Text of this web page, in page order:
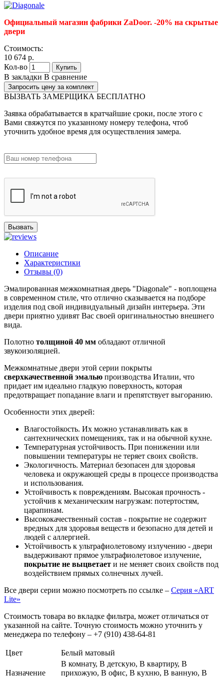
Официальный магазин фабрики ZaDoor. -20% на скрытые
двери
Стоимость:
10 674 р.
Кол-во
Купить
В закладки В сравнение
Запросить цену за комплект
ВЫЗВАТЬ ЗАМЕРЩИКА БЕСПЛАТНО
Заявка обрабатывается в кратчайшие сроки, после этого с
Вами свяжутся по указанному номеру телефона, чтоб
уточнить удобное время для осуществления замера.
Вызвать
Описание
Характеристики
Отзывы (0)
Эмалированная межкомнатная дверь "Diagonale" - воплощена
в современном стиле, что отлично сказывается на подборе
изделия под свой индивидуальный дизайн интерьера. Эти
двери приятно удивят Вас своей оригинальностью внешнего
вида.
Полотно толщиной 40 мм обладают отличной
звукоизоляцией.
Межкомнатные двери этой серии покрыты
сверхкачественной эмалью производства Италии, что
придает им идеально гладкую поверхность, которая
предотвращает попадание влаги и препятствует выгоранию.
Особенности этих дверей:
Влагостойкость. Их можно устанавливать как в
сантехнических помещениях, так и на обычной кухне.
Температурная устойчивость. При понижении или
повышении температуры не теряет своих свойств.
Экологичность. Материал безопасен для здоровья
человека и окружающей среды в процессе производства
и использования.
Устойчивость к повреждениям. Высокая прочность -
устойчив к механическим нагрузкам: потертостям,
царапинам.
Высококачественный состав - покрытие не содержит
вредных для здоровья веществ и безопасно для детей и
людей с аллергией.
Устойчивость к ультрафиолетовому излучению - двери
выдерживают прямое ультрафиолетовое излучение,
покрытие не выцветает и не меняет своих свойств под
воздействием прямых солнечных лучей.
Все двери серии можно посмотреть по ссылке – Серия «ART
Lite»
Стоимость товара во вкладке фильтра, может отличаться от
указанной на сайте. Точную стоимость можно уточнить у
менеджера по телефону – +7 (910) 438-64-81
Цвет Белый матовый
Назначение
В комнату, В детскую, В квартиру, В
прихожую, В офис, В кухню, В ванную, В